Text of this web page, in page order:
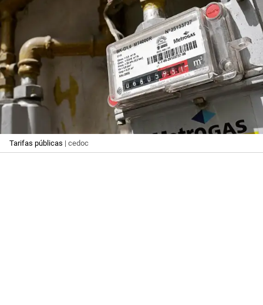
Tarifas públicas | cedoc